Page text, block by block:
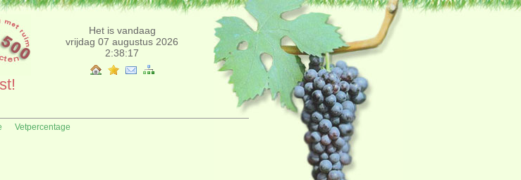
Het is vandaag
vrijdag 07 augustus 2026
2:38:17
Vetpercentage